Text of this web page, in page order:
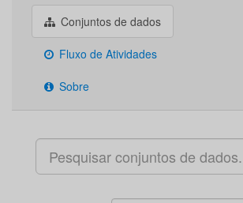
Conjuntos de dados
Fluxo de Atividades
Sobre